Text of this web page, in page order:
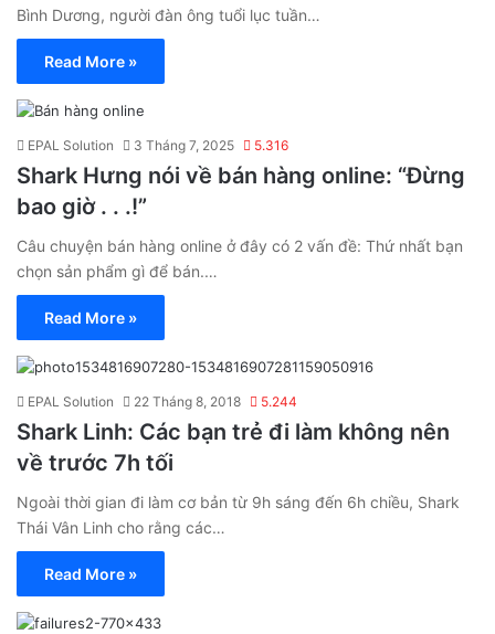
Bình Dương, người đàn ông tuổi lục tuần…
Read More »
EPAL Solution 3 Tháng 7, 2025 5.316
Shark Hưng nói về bán hàng online: “Đừng
bao giờ . . .!”
Câu chuyện bán hàng online ở đây có 2 vấn đề: Thứ nhất bạn
chọn sản phẩm gì để bán.…
Read More »
EPAL Solution 22 Tháng 8, 2018 5.244
Shark Linh: Các bạn trẻ đi làm không nên
về trước 7h tối
Ngoài thời gian đi làm cơ bản từ 9h sáng đến 6h chiều, Shark
Thái Vân Linh cho rằng các…
Read More »